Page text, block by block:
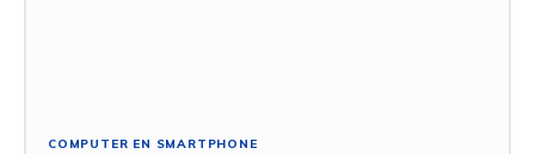
COMPUTER EN SMARTPHONE